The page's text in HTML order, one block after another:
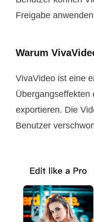
Freigabe
Warum
VivaVideo ist eine
Übergangseffekten
exportieren. Die
Benutzer